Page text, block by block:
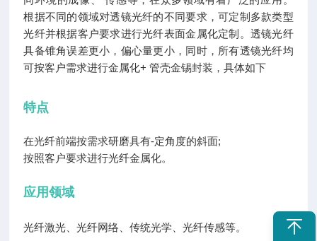
根据不同的领域对透镜光纤的不同要求，可定制多款类型
光纤并根据客户要求进行光纤表面金属化定制。透镜光纤
具备锥角误差更小，偏心量更小，同时，所有透镜光纤均
可按客户需求进行金属化+ 管壳金锡封装，具体如下
特点
在光纤前端按需求研磨具有-定角度的斜面;
按照客户要求进行光纤金属化。
应用领域
光纤激光、光纤网络、传统光学、光纤传感等。